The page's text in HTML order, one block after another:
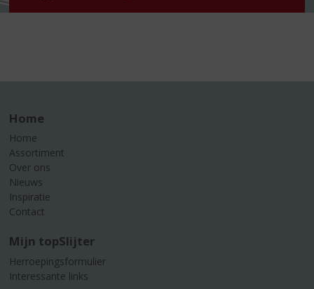
Home
Home
Assortiment
Over ons
Nieuws
Inspiratie
Contact
Mijn topSlijter
Herroepingsformulier
Interessante links